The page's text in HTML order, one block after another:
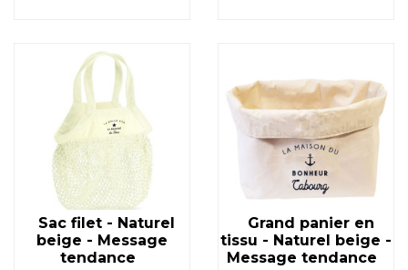
Sac filet - Naturel
beige - Message
tendance
Grand panier en
tissu - Naturel beige -
Message tendance